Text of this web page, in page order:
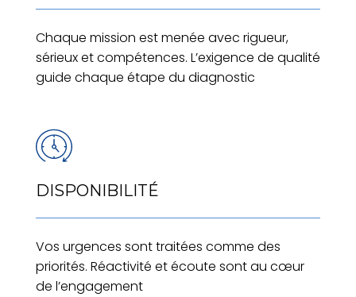
Chaque mission est menée avec rigueur,
sérieux et compétences. L’exigence de qualité
guide chaque étape du diagnostic
DISPONIBILITÉ
Vos urgences sont traitées comme des
priorités. Réactivité et écoute sont au cœur
de l’engagement